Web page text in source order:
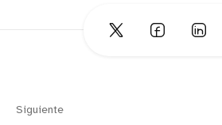
Siguiente